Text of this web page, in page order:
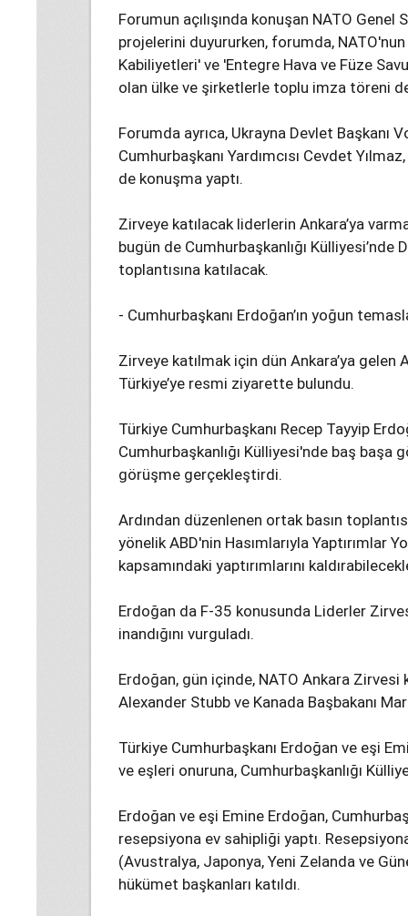
Forumun açılışında konuşan NATO
projelerini duyururken, forumda,
Kabiliyetleri' ve 'Entegre Hava ve Füze
olan ülke ve şirketlerle toplu imza töreni de
Forumda ayrıca, Ukrayna Devlet Başkanı
Cumhurbaşkanı Yardımcısı Cevdet
de konuşma yaptı.
Zirveye katılacak liderlerin Ankara’ya
bugün de Cumhurbaşkanlığı Külliyesi’nde
toplantısına katılacak.
- Cumhurbaşkanı Erdoğan’ın yoğun
Zirveye katılmak için dün Ankara’ya gelen
Türkiye’ye resmi ziyarette bulundu.
Türkiye Cumhurbaşkanı Recep Tayyip
Cumhurbaşkanlığı Külliyesi'nde baş başa
görüşme gerçekleştirdi.
Ardından düzenlenen ortak basın
yönelik ABD'nin Hasımlarıyla Yaptırımlar
kapsamındaki yaptırımlarını
Erdoğan da F-35 konusunda Liderler
inandığını vurguladı.
Erdoğan, gün içinde, NATO Ankara Zirvesi
Alexander Stubb ve Kanada Başbakanı
Türkiye Cumhurbaşkanı Erdoğan ve eşi
ve eşleri onuruna, Cumhurbaşkanlığı
Erdoğan ve eşi Emine Erdoğan,
resepsiyona ev sahipliği yaptı.
(Avustralya, Japonya, Yeni Zelanda ve
hükümet başkanları katıldı.